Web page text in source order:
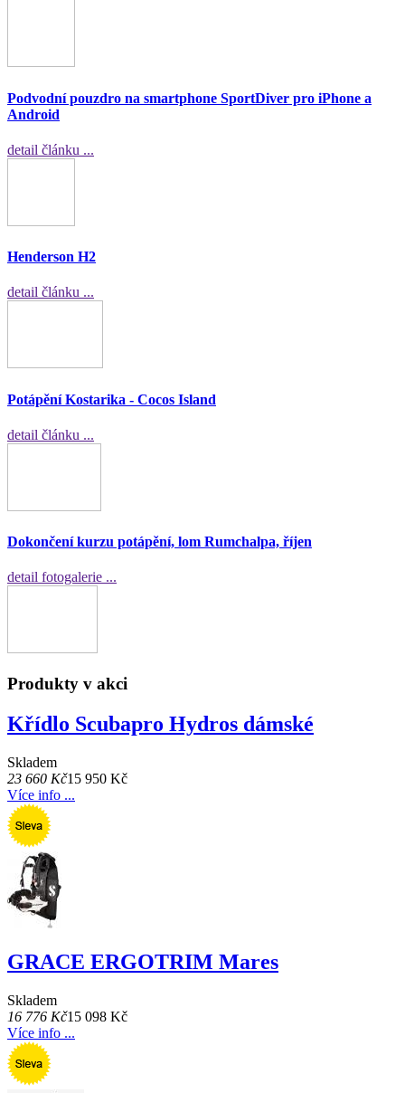
Podvodní pouzdro na smartphone SportDiver pro iPhone a
Android
detail článku ...
Henderson H2
detail článku ...
Potápění Kostarika - Cocos Island
detail článku ...
Dokončení kurzu potápění, lom Rumchalpa, říjen
detail fotogalerie ...
Produkty v akci
Křídlo Scubapro Hydros dámské
Skladem
23 660 Kč15 950 Kč
Více info ...
GRACE ERGOTRIM Mares
Skladem
16 776 Kč15 098 Kč
Více info ...